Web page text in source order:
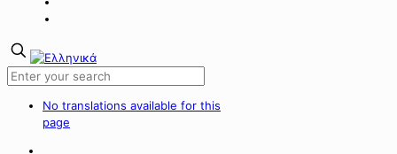
No translations available for this
page